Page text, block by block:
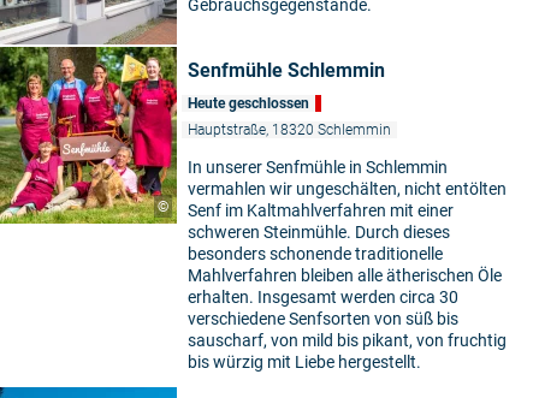
Gebrauchsgegenstände.
©
Senfmühle Schlemmin
Heute geschlossen
Hauptstraße, 18320 Schlemmin
In unserer Senfmühle in Schlemmin
vermahlen wir ungeschälten, nicht entölten
Senf im Kaltmahlverfahren mit einer
schweren Steinmühle. Durch dieses
besonders schonende traditionelle
Mahlverfahren bleiben alle ätherischen Öle
erhalten. Insgesamt werden circa 30
verschiedene Senfsorten von süß bis
sauscharf, von mild bis pikant, von fruchtig
bis würzig mit Liebe hergestellt.